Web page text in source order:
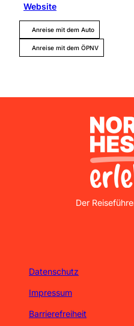
Website
Anreise mit dem Auto
Anreise mit dem ÖPNV
Nordhessen Erleben
Der
Datenschutz
Impressum
Barrierefreiheit